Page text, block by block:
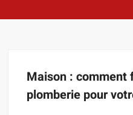
Maison : comment
plomberie pour